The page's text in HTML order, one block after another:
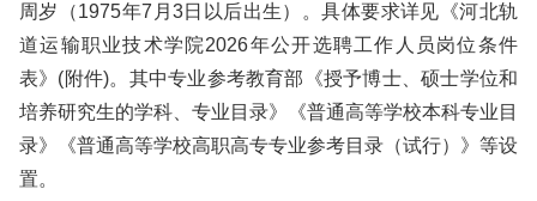
周岁（1975年7月3日以后出生）。具体要求详见《河北轨
道运输职业技术学院2026年公开选聘工作人员岗位条件
表》(附件)。其中专业参考教育部《授予博士、硕士学位和
培养研究生的学科、专业目录》《普通高等学校本科专业目
录》《普通高等学校高职高专专业参考目录（试行）》等设
置。